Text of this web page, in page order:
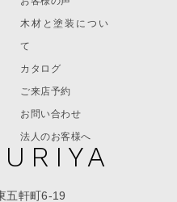
五軒町6-19
木材と塗装につい
て
カタログ
ご来店予約
お問い合わせ
法人のお客様へ